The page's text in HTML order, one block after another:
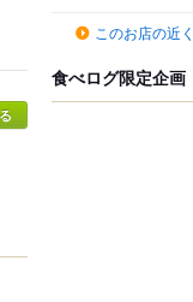
このお店の近
食べログ限定企画